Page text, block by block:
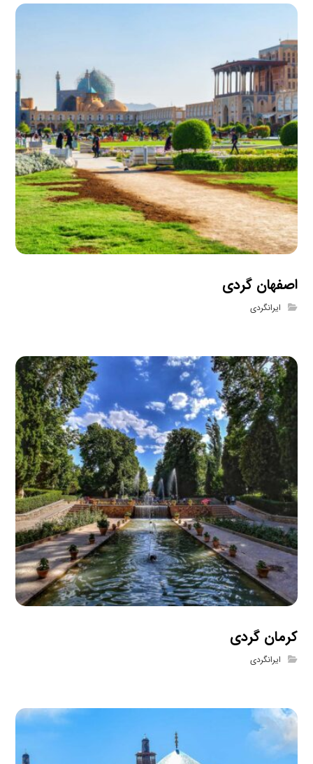
اصفهان گردی
ایرانگردی
کرمان گردی
ایرانگردی